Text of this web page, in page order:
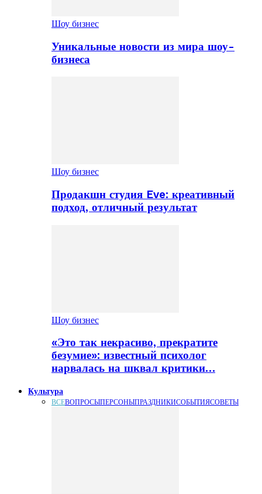
Шоу бизнес
Уникальные новости из мира шоу-
бизнеса
Шоу бизнес
Продакшн студия Eve: креативный
подход, отличный результат
Шоу бизнес
«Это так некрасиво, прекратите
безумие»: известный психолог
нарвалась на шквал критики…
Культура
ВСЕВОПРОСЫПЕРСОНЫПРАЗДНИКИСОБЫТИЯСОВЕТЫ